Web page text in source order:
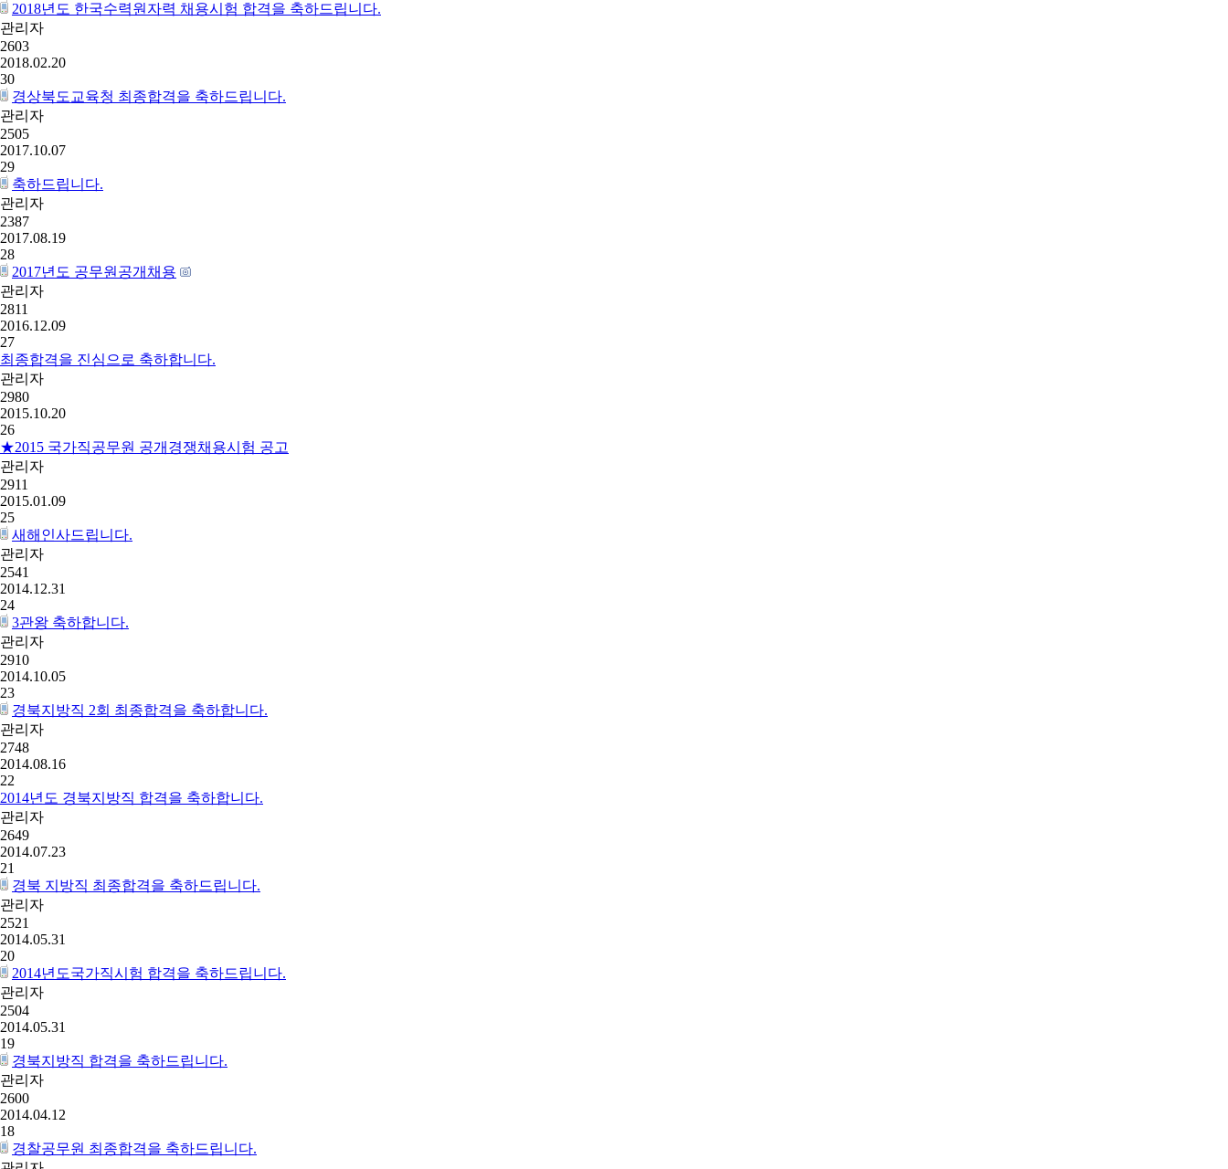
2018년도 한국수력원자력 채용시험 합격을 축하드립니다.
관리자
2603
2018.02.20
30
경상북도교육청 최종합격을 축하드립니다.
관리자
2505
2017.10.07
29
축하드립니다.
관리자
2387
2017.08.19
28
2017년도 공무원공개채용
관리자
2811
2016.12.09
27
최종합격을 진심으로 축하합니다.
관리자
2980
2015.10.20
26
★2015 국가직공무원 공개경쟁채용시험 공고
관리자
2911
2015.01.09
25
새해인사드립니다.
관리자
2541
2014.12.31
24
3관왕 축하합니다.
관리자
2910
2014.10.05
23
경북지방직 2회 최종합격을 축하합니다.
관리자
2748
2014.08.16
22
2014년도 경북지방직 합격을 축하합니다.
관리자
2649
2014.07.23
21
경북 지방직 최종합격을 축하드립니다.
관리자
2521
2014.05.31
20
2014년도국가직시험 합격을 축하드립니다.
관리자
2504
2014.05.31
19
경북지방직 합격을 축하드립니다.
관리자
2600
2014.04.12
18
경찰공무원 최종합격을 축하드립니다.